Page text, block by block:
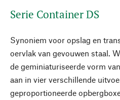
Serie Container DS
Synoniem voor opslag en
oervlak van gevouwen staal.
de geminiaturiseerde vorm
aan in vier verschillende
geproportioneerde